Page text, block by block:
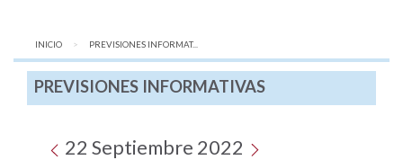
INICIO AQUÍ:
PREVISIONES INFORMAT...
PREVISIONES INFORMATIVAS
22 Septiembre 2022